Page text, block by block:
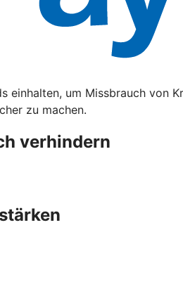
um Missbrauch von
zu machen.
verhindern